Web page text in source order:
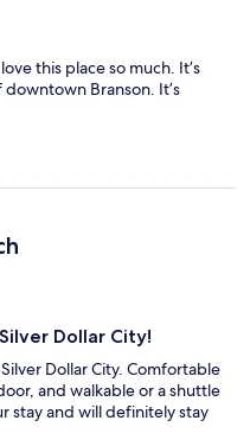
this place so much. It’s
Branson. It’s
Dollar City!
Dollar City. Comfortable
and walkable or a shuttle
stay and will definitely stay